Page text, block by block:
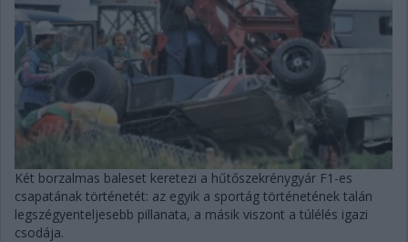
Két borzalmas baleset keretezi a hűtőszekrénygyár F1-es
csapatának történetét: az egyik a sportág történetének talán
legszégyenteljesebb pillanata, a másik viszont a túlélés igazi
csodája.